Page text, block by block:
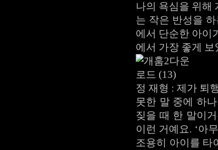
나의 욕심을 위해
는 작은 반성을
에서 단순한 아이
에서 가장 좋게
정 재형 : 제가 퇴
못한 말 중에 하
짖을 때 한 말이
이런 거예요. ‘아
조용히 아이를 타